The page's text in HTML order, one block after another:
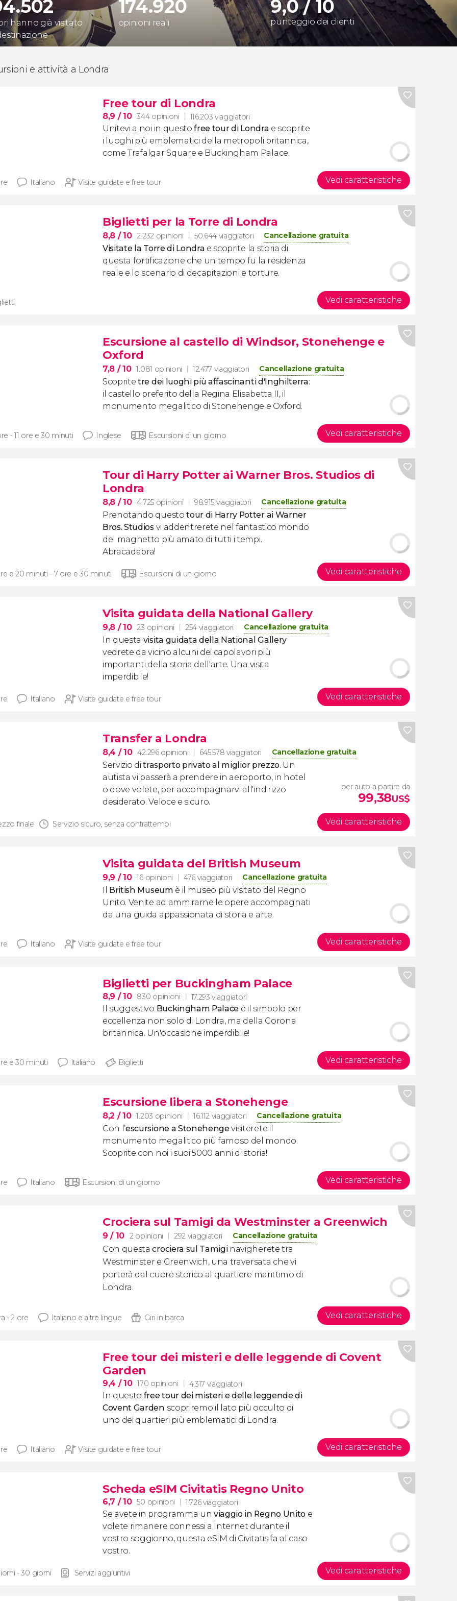
hanno già visitato
174.920
opinioni reali
9,0 / 10
punteggio dei clienti
e attività a Londra
Free tour di Londra
8,9 / 10 344 opinioni 116.203 viaggiatori
Unitevi a noi in questofree tour di Londra e scoprite
i luoghi più emblematici della metropoli britannica,
come Trafalgar Square e Buckingham Palace.
Italiano Visite guidate e free tour Vedi caratteristiche
Biglietti per la Torre di Londra
8,8 / 10 2.232 opinioni 50.644 viaggiatori Cancellazione gratuita
Visitate la Torre di Londra e scoprite la storia di
questa fortificazione che un tempo fu la residenza
reale e lo scenario di decapitazioni e torture.
Vedi caratteristiche
Escursione al castello di Windsor, Stonehenge e
Oxford
7,8 / 10 1.081 opinioni 12.477 viaggiatori Cancellazione gratuita
Scopritetre dei luoghi più affascinanti d'Inghilterra:
il castello preferito della Regina Elisabetta II, il
monumento megalitico di Stonehenge e Oxford.
- 11 ore e 30 minuti Inglese Escursioni di un giorno Vedi caratteristiche
Tour di Harry Potter ai Warner Bros. Studios di
Londra
8,8 / 10 4.725 opinioni 98.915 viaggiatori Cancellazione gratuita
Prenotando questotour di Harry Potter ai Warner
Bros. Studiosvi addentrerete nel fantastico mondo
del maghetto più amato di tutti i tempi.
Abracadabra!
e 20 minuti - 7 ore e 30 minuti Escursioni di un giorno Vedi caratteristiche
Visita guidata della National Gallery
9,8 / 10 23 opinioni 254 viaggiatori Cancellazione gratuita
In questa visita guidata della National Gallery
vedrete da vicino alcuni dei capolavori più
importanti della storia dell'arte. Una visita
imperdibile!
Italiano Visite guidate e free tour Vedi caratteristiche
Transfer a Londra
8,4 / 10 42.296 opinioni 645.578 viaggiatori Cancellazione gratuita
Servizio ditrasporto privato al miglior prezzo. Un
autista vi passerà a prendere in aeroporto, in hotel
o dove volete, per accompagnarvi all'indirizzo
desiderato. Veloce e sicuro.
finale Servizio sicuro, senza contrattempi
per auto a partire da
99,38US$
Vedi caratteristiche
Visita guidata del British Museum
9,9 / 10 16 opinioni 476 viaggiatori Cancellazione gratuita
Il British Museum è il museo più visitato del Regno
Unito. Venite ad ammirarne le opere accompagnati
da una guida appassionata di storia e arte.
Italiano Visite guidate e free tour Vedi caratteristiche
Biglietti per Buckingham Palace
8,9 / 10 830 opinioni 17.293 viaggiatori
Il suggestivo Buckingham Palace è il simbolo per
eccellenza non solo di Londra, ma della Corona
britannica. Un'occasione imperdibile!
e 30 minuti Italiano Biglietti Vedi caratteristiche
Escursione libera a Stonehenge
8,2 / 10 1.203 opinioni 16.112 viaggiatori Cancellazione gratuita
Con l’escursione a Stonehenge visiterete il
monumento megalitico più famoso del mondo.
Scoprite con noi i suoi 5000 anni di storia!
Italiano Escursioni di un giorno Vedi caratteristiche
Crociera sul Tamigi da Westminster a Greenwich
9/ 10 2 opinioni 292 viaggiatori Cancellazione gratuita
Con questacrociera sul Tamiginavigherete tra
Westminster e Greenwich, una traversata che vi
porterà dal cuore storico al quartiere marittimo di
Londra.
- 2 ore Italiano e altre lingue Giri in barca Vedi caratteristiche
Free tour dei misteri e delle leggende di Covent
Garden
9,4 / 10 170 opinioni 4.317 viaggiatori
In questo free tour dei misteri e delle leggende di
Covent Garden scopriremo il lato più occulto di
uno dei quartieri più emblematici di Londra.
Italiano Visite guidate e free tour Vedi caratteristiche
Scheda eSIM Civitatis Regno Unito
6,7 / 10 50 opinioni 1.726 viaggiatori
Se avete in programma un viaggio in Regno Unitoe
volete rimanere connessi a Internet durante il
vostro soggiorno, questa eSIM di Civitatis fa al caso
vostro.
- 30 giorni Servizi aggiuntivi Vedi caratteristiche